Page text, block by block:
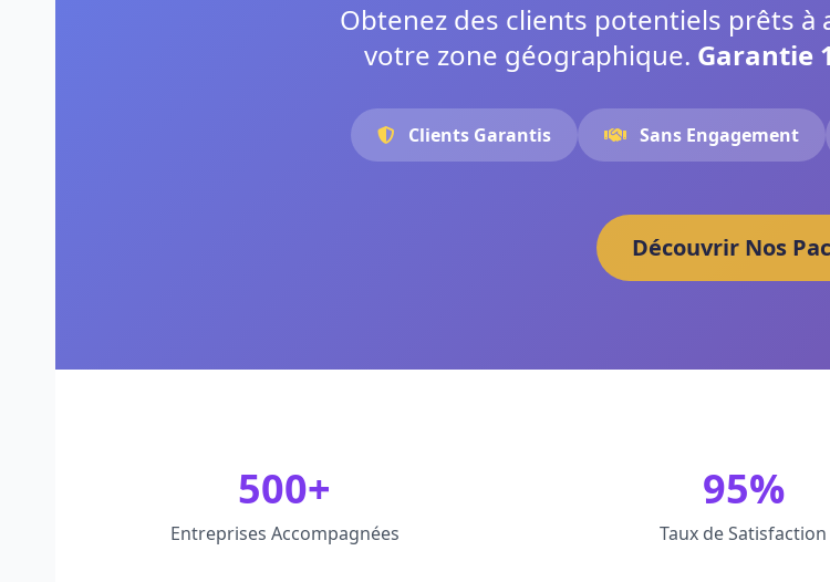
Obtenez des clients potentiels prêts
votre zone géographique. Garantie
Clients Garantis Sans Engagement
Découvrir Nos
500+
Entreprises Accompagnées
95%
Taux de Satisfaction